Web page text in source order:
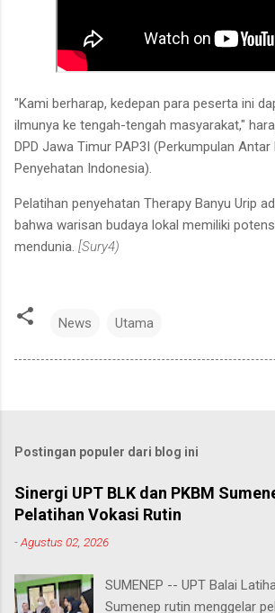
"Kami berharap, kedepan para peserta ini
ilmunya ke tengah-tengah masyarakat,"
DPD Jawa Timur PAP3I (Perkumpulan
Penyehatan Indonesia).
Pelatihan penyehatan Therapy Banyu Urip
bahwa warisan budaya lokal memiliki
mendunia. [Sury4)
News Utama
Postingan populer dari blog ini
Sinergi UPT BLK dan PKBM
Pelatihan Vokasi Rutin
-Agustus 02, 2026
SUMENEP -- UPT Balai
Sumenep rutin menggelar